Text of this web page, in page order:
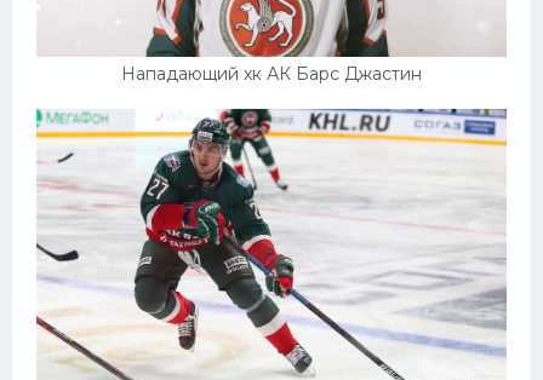
Нападающий хк АК Барс Джастин